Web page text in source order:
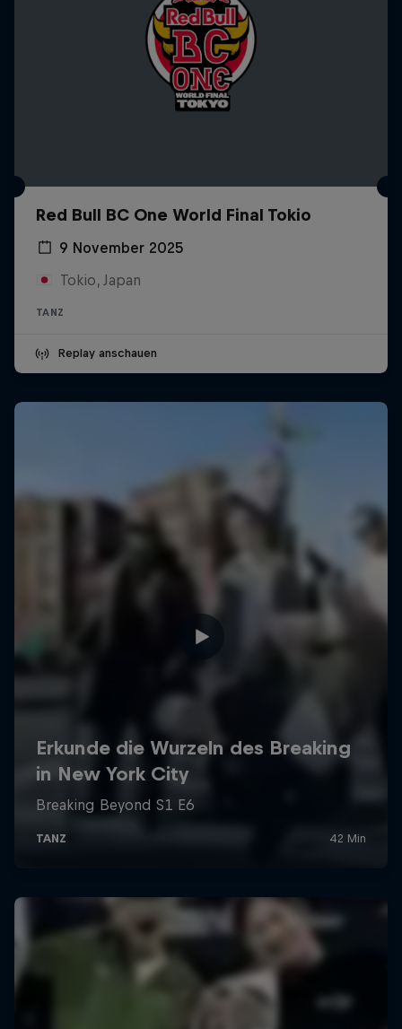
Red Bull BC One World Final Tokio
9 November 2025
Tokio, Japan
TANZ
Replay anschauen